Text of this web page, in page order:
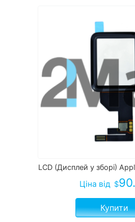
LCD (Дисплей у зборі)
Ціна від $
Купити